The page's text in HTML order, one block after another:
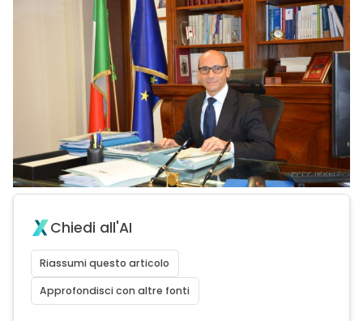
Chiedi all'AI
Riassumi questo articolo
Approfondisci con altre fonti